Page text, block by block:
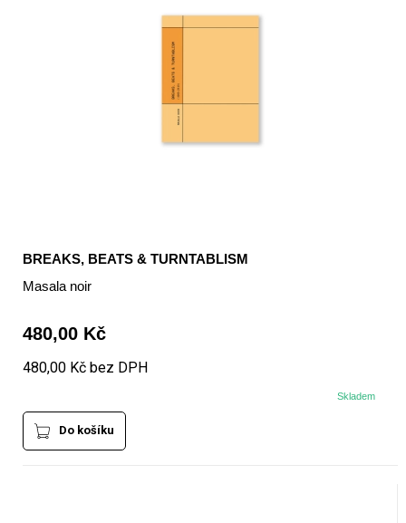
BREAKS, BEATS & TURNTABLISM
Masala noir
480,00 Kč
480,00 Kč bez DPH
Skladem
Do košíku